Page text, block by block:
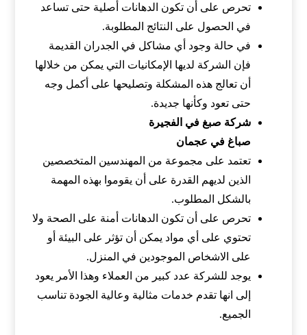
تحرص على أن تكون الدهانات أصلية حتى تساعد
في الحصول على النتائج المطلوبة.
في حالة وجود أي مشاكل في الجدران القديمة
فإن الشركة لديها الإمكانيات التي يمكن من خلالها
أن تعالج هذه المشكلة وتصليحها على أكمل وجه
حتى تعود وكأنها جديدة.
شركة صبغ في الفجيرة
صباغ في عجمان
تعتمد على مجموعة من المهندسين المتخصصين
الذين لديهم القدرة على أن يقوموا بهذه المهمة
بالشكل المطلوب.
تحرص على أن تكون الدهانات أمنة على الصحة ولا
تحتوي على أي مواد يمكن أن تؤثر على البيئة أو
على الاشخاص الموجودين في المنزل.
يوجد للشركة عدد كبير من العملاء وهذا الأمر يعود
إلى انها تقدم خدمات مثالية وعالية الجودة تناسب
الجميع.